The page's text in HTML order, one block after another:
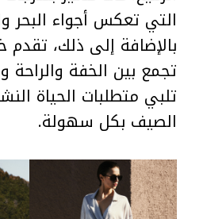
التي تعكس أجواء البحر
بالإضافة إلى ذلك، تقدم
تجمع بين الخفة والراحة
تلبي متطلبات الحياة
الصيف بكل سهولة.